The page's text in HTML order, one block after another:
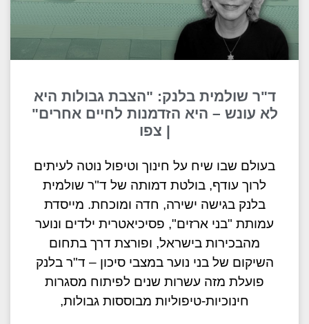
ד"ר שולמית בלנק: "הצבת גבולות היא
לא עונש – היא הזדמנות לחיים אחרים"
| צפו
בעולם שבו שיח על חינוך וטיפול נוטה לעיתים
לרוך עודף, בולטת דמותה של ד"ר שולמית
בלנק בגישה ישירה, חדה ומוכחת. מייסדת
עמותת "בני ארזים", פסיכיאטרית ילדים ונוער
מהבכירות בישראל, ופורצת דרך בתחום
השיקום של בני נוער במצבי סיכון – ד"ר בלנק
פועלת מזה עשרות שנים לפיתוח מסגרות
חינוכיות-טיפוליות מבוססות גבולות,